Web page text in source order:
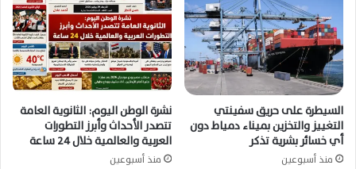
السيطرة على حريق سفينتي
التغييز والتخزين بميناء دمياط دون
أي خسائر بشرية تذكر
منذ أسبوعين
نشرة الوطن اليوم: الثانوية العامة
تتصدر الأحداث وأبرز التطورات
العربية والعالمية خلال 24 ساعة
منذ أسبوعين